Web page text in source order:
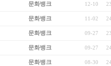
문화뱅크 12-10
문화뱅크 11-02
문화뱅크 09-27
문화뱅크 09-27
문화뱅크 08-30